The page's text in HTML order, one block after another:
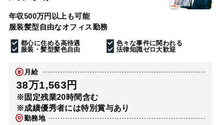
年収500万円以上も可能
服装髪型自由なオフィス勤務
都心に住める高待遇
色々な事件に関われる
服装・髪型髪色自由
法律知識ゼロ大歓迎
月給
38万1,563円
※固定残業20時間含む
※成績優秀者には特別賞与あり
勤務地
ホーム
取扱分野
解決実績
アクセス